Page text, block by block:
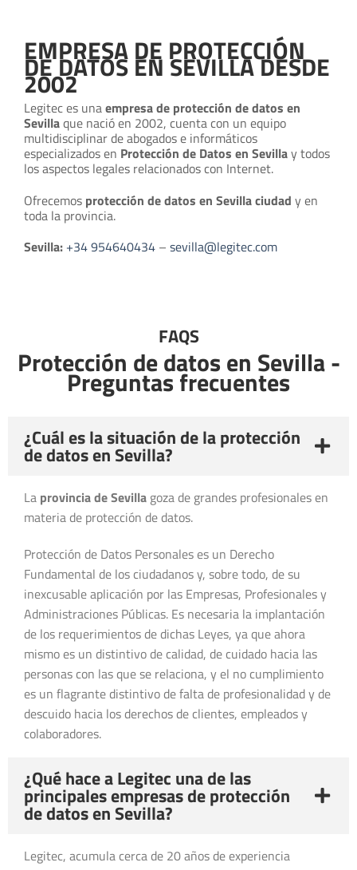
EMPRESA DE PROTECCIÓN
DE DATOS EN SEVILLA DESDE
2002
Legitec es unaempresa de protección de datos en
Sevillaque nació en 2002, cuenta con un equipo
multidisciplinar de abogados e informáticos
especializados en Protección de Datos en Sevillay todos
los aspectos legales relacionados con Internet.
Ofrecemos protección de datos en Sevilla ciudad y en
toda la provincia.
Sevilla: +34 954640434 – sevilla@legitec.com
FAQS
Protección de datos en Sevilla -
Preguntas frecuentes
¿Cuál es la situación de la protección
de datos en Sevilla?
La provincia de Sevilla goza de grandes profesionales en
materia de protección de datos.
Protección de Datos Personales es un Derecho
Fundamental de los ciudadanos y, sobre todo, de su
inexcusable aplicación por las Empresas, Profesionales y
Administraciones Públicas. Es necesaria la implantación
de los requerimientos de dichas Leyes, ya que ahora
mismo es un distintivo de calidad, de cuidado hacia las
personas con las que se relaciona, y el no cumplimiento
es un flagrante distintivo de falta de profesionalidad y de
descuido hacia los derechos de clientes, empleados y
colaboradores.
¿Qué hace a Legitec una de las
principales empresas de protección
de datos en Sevilla?
Legitec, acumula cerca de 20 años de experiencia